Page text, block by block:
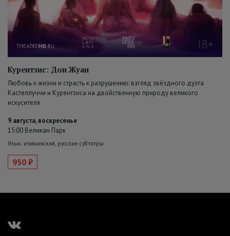
Курентзис: Дон Жуан
Любовь к жизни и страсть к разрушению: взгляд звёздного дуэта
Кастеллуччи и Курентзиса на двойственную природу великого
искусителя
9 августа, воскресенье
15:00 Великан Парк
Язык: итальянский, русские субтитры
950 ₽